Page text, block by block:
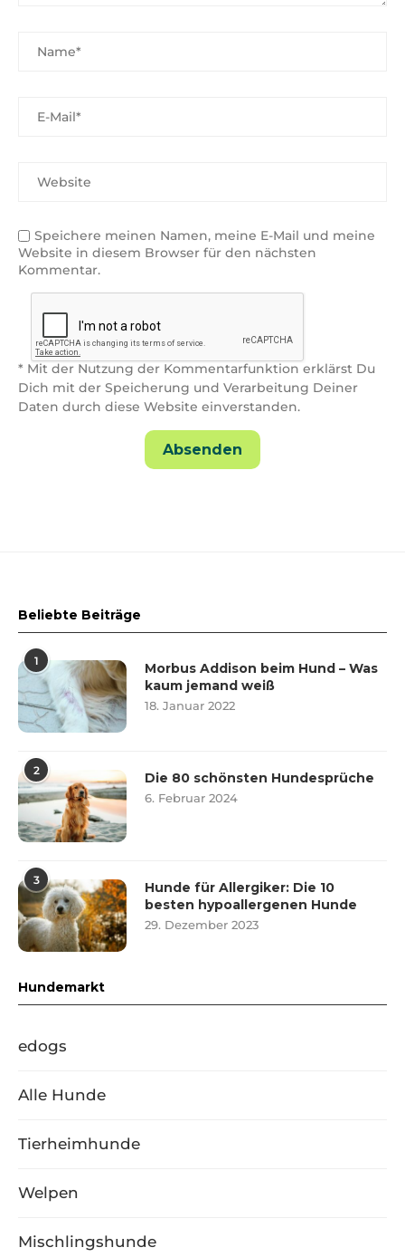
Speichere meinen Namen, meine E-Mail und meine
Website in diesem Browser für den nächsten
Kommentar.
* Mit der Nutzung der Kommentarfunktion erklärst Du
Dich mit der Speicherung und Verarbeitung Deiner
Daten durch diese Website einverstanden.
Beliebte Beiträge
1
Morbus Addison beim Hund – Was
kaum jemand weiß
18. Januar 2022
2 Die 80 schönsten Hundesprüche
6. Februar 2024
3
Hunde für Allergiker: Die 10
besten hypoallergenen Hunde
29. Dezember 2023
Hundemarkt
edogs
Alle Hunde
Tierheimhunde
Welpen
Mischlingshunde